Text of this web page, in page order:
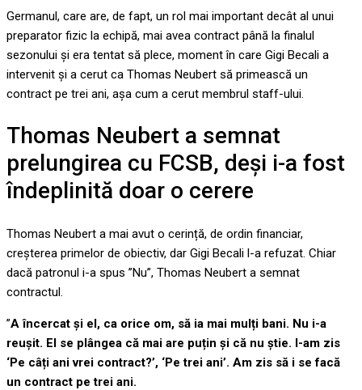
Germanul, care are, de fapt, un rol mai important decât al unui
preparator fizic la echipă, mai avea contract până la finalul
sezonului și era tentat să plece, moment în care Gigi Becali a
intervenit și a cerut ca Thomas Neubert să primească un
contract pe trei ani, așa cum a cerut membrul staff-ului.
Thomas Neubert a semnat
prelungirea cu FCSB, deși i-a fost
îndeplinită doar o cerere
Thomas Neubert a mai avut o cerință, de ordin financiar,
creșterea primelor de obiectiv, dar Gigi Becali l-a refuzat. Chiar
dacă patronul i-a spus ”Nu”, Thomas Neubert a semnat
contractul.
”A încercat și el, ca orice om, să ia mai mulți bani. Nu i-a
reușit. El se plângea că mai are puțin și că nu știe. I-am zis
‘Pe câți ani vrei contract?’, ‘Pe trei ani’. Am zis să i se facă
un contract pe trei ani.